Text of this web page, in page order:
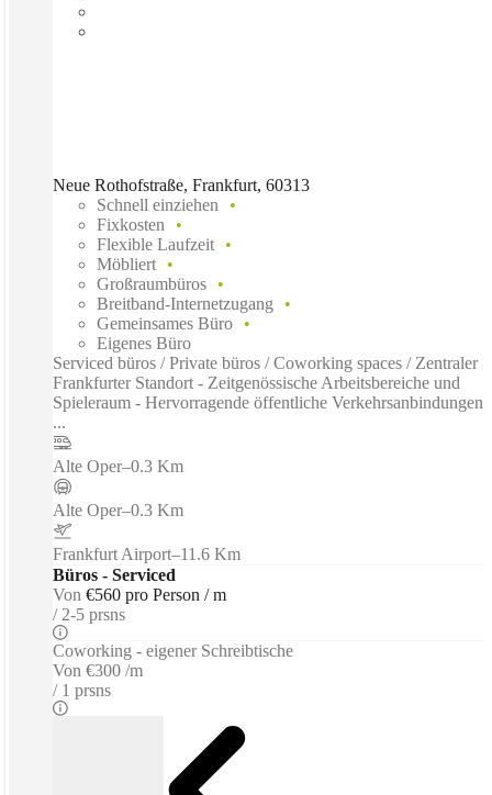
Neue Rothofstraße, Frankfurt, 60313
Schnell einziehen
Fixkosten
Flexible Laufzeit
Möbliert
Großraumbüros
Breitband-Internetzugang
Gemeinsames Büro
Eigenes Büro
Serviced büros / Private büros / Coworking spaces / Zentraler
Frankfurter Standort - Zeitgenössische Arbeitsbereiche und
Spieleraum - Hervorragende öffentliche Verkehrsanbindungen
...
Alte Oper–0.3 Km
Alte Oper–0.3 Km
Frankfurt Airport–11.6 Km
Büros - Serviced
Von €560 pro Person / m
2-5 prsns
Coworking - eigener Schreibtische
Von €300 /m
1 prsns